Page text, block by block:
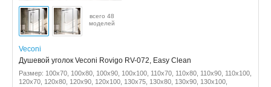
всего 48
моделей
Veconi
Душевой уголок Veconi Rovigo RV-072, Easy Clean
Размер: 100x70, 100x80, 100x90, 100x100, 110x70, 110x80, 110x90, 110x100,
120x70, 120x80, 120x90, 120x100, 130x75, 130x80, 130x90, 130x100,